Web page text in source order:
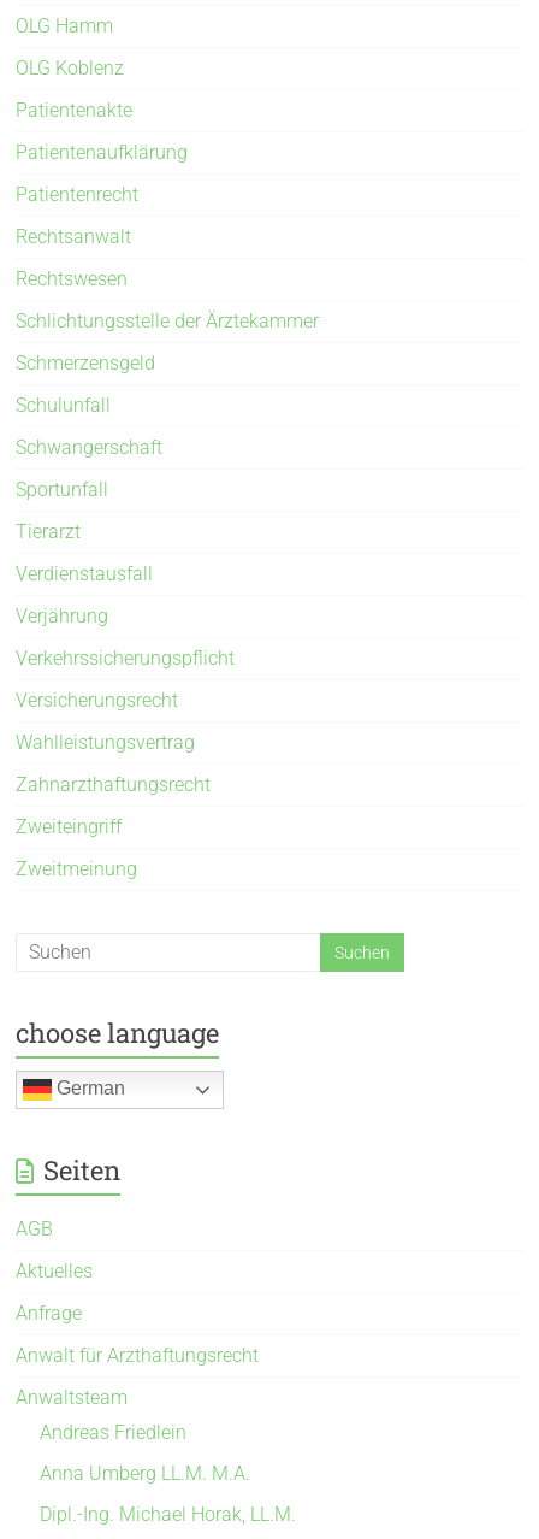
OLG Hamm
OLG Koblenz
Patientenakte
Patientenaufklärung
Patientenrecht
Rechtsanwalt
Rechtswesen
Schlichtungsstelle der Ärztekammer
Schmerzensgeld
Schulunfall
Schwangerschaft
Sportunfall
Tierarzt
Verdienstausfall
Verjährung
Verkehrssicherungspflicht
Versicherungsrecht
Wahlleistungsvertrag
Zahnarzthaftungsrecht
Zweiteingriff
Zweitmeinung
choose language
German
Seiten
AGB
Aktuelles
Anfrage
Anwalt für Arzthaftungsrecht
Anwaltsteam
Andreas Friedlein
Anna Umberg LL.M. M.A.
Dipl.-Ing. Michael Horak, LL.M.